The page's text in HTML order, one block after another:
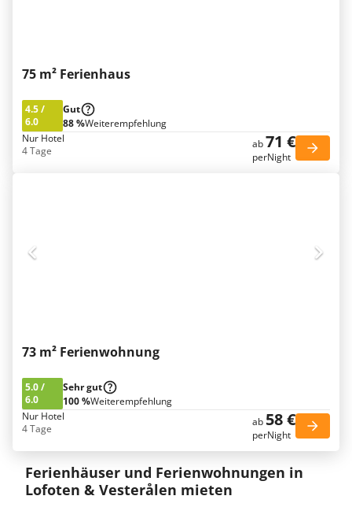
75 m² Ferienhaus
4.5/
6.0
Gut
88 %Weiterempfehlung
Nur Hotel
4 Tage
ab71 €
perNight
73 m² Ferienwohnung
5.0/
6.0
Sehr gut
100 %Weiterempfehlung
Nur Hotel
4 Tage
ab 58 €
perNight
Ferienhäuser und Ferienwohnungen in
Lofoten & Vesterålen mieten